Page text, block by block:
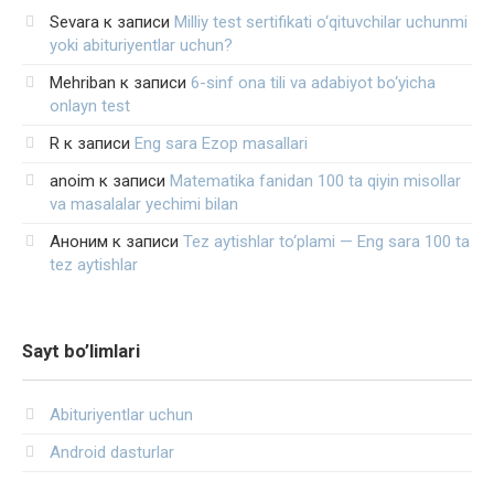
Sevara к записи Milliy test sertifikati o‘qituvchilar uchunmi
yoki abituriyentlar uchun?
Mehriban к записи 6-sinf ona tili va adabiyot bo‘yicha
onlayn test
R к записи Eng sara Ezop masallari
anoim к записи Matematika fanidan 100 ta qiyin misollar
va masalalar yechimi bilan
Аноним к записи Tez aytishlar to‘plami — Eng sara 100 ta
tez aytishlar
Sayt bo’limlari
Abituriyentlar uchun
Android dasturlar